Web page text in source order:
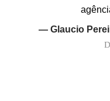
— Glaucio